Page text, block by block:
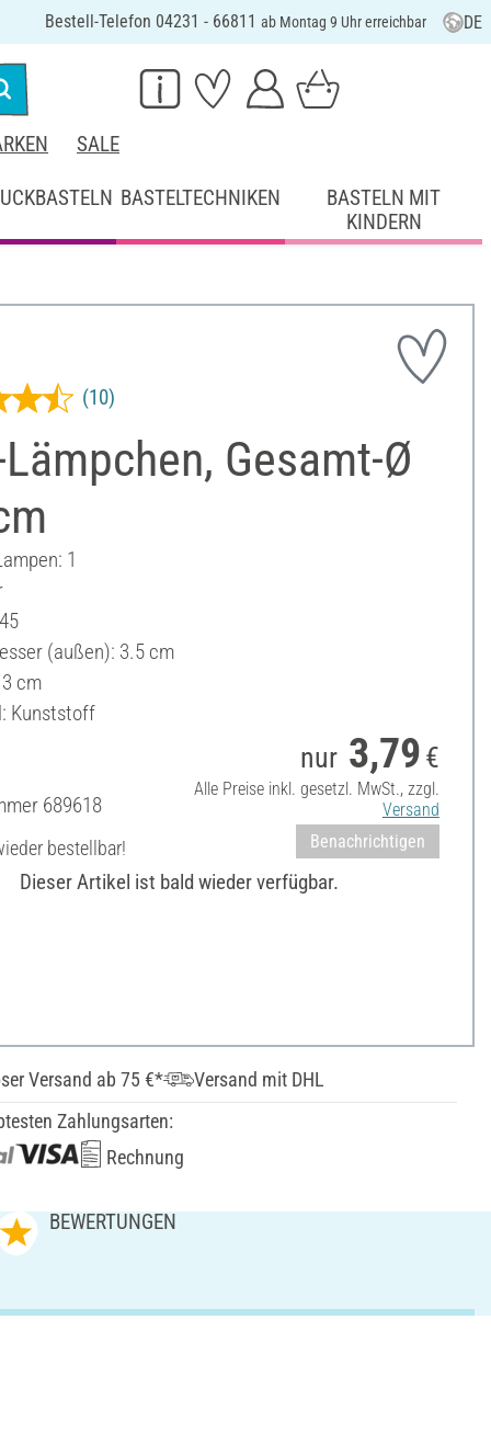
Bestell-Telefon 04231 - 66811 ab Montag 9 Uhr erreichbar DE
SALE
BASTELTECHNIKEN
BASTELN MIT
KINDERN
Lämpchen, Gesamt-Ø
(10)
1
(außen): 3.5 cm
cm
Kunststoff
689618
bestellbar!
nur 3,79 €
Alle Preise inkl. gesetzl. MwSt., zzgl.
Versand
Benachrichtigen
Dieser Artikel ist bald wieder verfügbar.
Versand ab 75 €*
Versand mit DHL
Zahlungsarten:
Rechnung
BEWERTUNGEN